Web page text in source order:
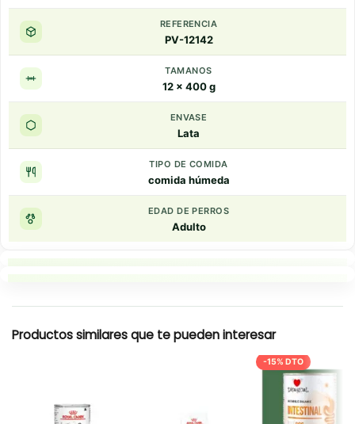
REFERENCIA
PV-12142
TAMANOS
12 x 400 g
ENVASE
Lata
TIPO DE COMIDA
comida húmeda
EDAD DE PERROS
Adulto
Productos similares que te pueden interesar
-15% DTO